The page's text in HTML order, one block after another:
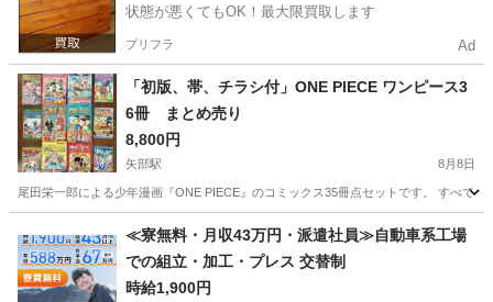
状態が悪くてもOK！最大限買取します
プリフラ Ad
「初版、帯、チラシ付」ONE PIECE ワンピース3
6冊 まとめ売り
8,800円
矢部駅 8月8日
尾田栄一郎による少年漫画『ONE PIECE』のコミックス35冊点セットです。 すべて
矢部駅 マンガ、コミック、アニメ
≪寮無料・月収43万円・派遣社員≫自動車系工場
での組立・加工・プレス 交替制
時給1,900円